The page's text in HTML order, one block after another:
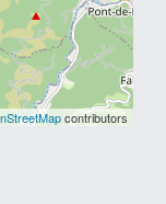
contributors